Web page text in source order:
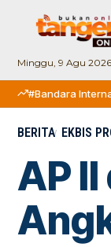
Minggu, 9 Agu 2026
#Bandara
BERITA EKBIS
AP